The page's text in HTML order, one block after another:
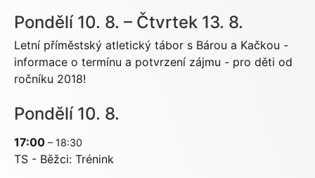
Pondělí 10. 8. – Čtvrtek 13. 8.
Letní příměstský atletický tábor s Bárou a Kačkou -
informace o termínu a potvrzení zájmu - pro děti od
ročníku 2018!
Pondělí 10. 8.
17:00 – 18:30
TS - Běžci: Trénink